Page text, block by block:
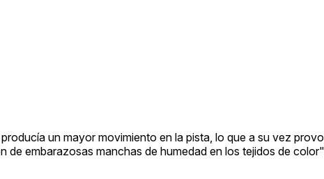
un mayor movimiento en la pista, lo que a su vez
de embarazosas manchas de humedad en los tejidos de